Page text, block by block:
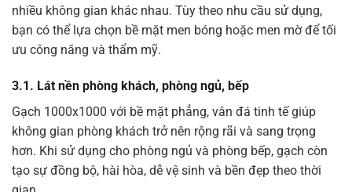
nhiều không gian khác nhau. Tùy theo nhu cầu sử dụng,
bạn có thể lựa chọn bề mặt men bóng hoặc men mờ để tối
ưu công năng và thẩm mỹ.
3.1. Lát nền phòng khách, phòng ngủ, bếp
Gạch 1000x1000 với bề mặt phẳng, vân đá tinh tế giúp
không gian phòng khách trở nên rộng rãi và sang trọng
hơn. Khi sử dụng cho phòng ngủ và phòng bếp, gạch còn
tạo sự đồng bộ, hài hòa, dễ vệ sinh và bền đẹp theo thời